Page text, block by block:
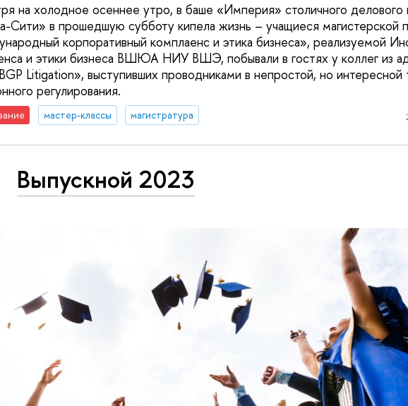
на холодное осеннее утро, в баше «Империя» столичного делового
Сити» в прошедшую субботу кипела жизнь – учащиеся магистерской
корпоративный комплаенс и этика бизнеса», реализуемой
и этики бизнеса ВШЮА НИУ ВШЭ, побывали в гостях у коллег из
Litigation», выступивших проводниками в непростой, но интересной
регулирования.
мастер-классы магистратура
Выпускной 2023